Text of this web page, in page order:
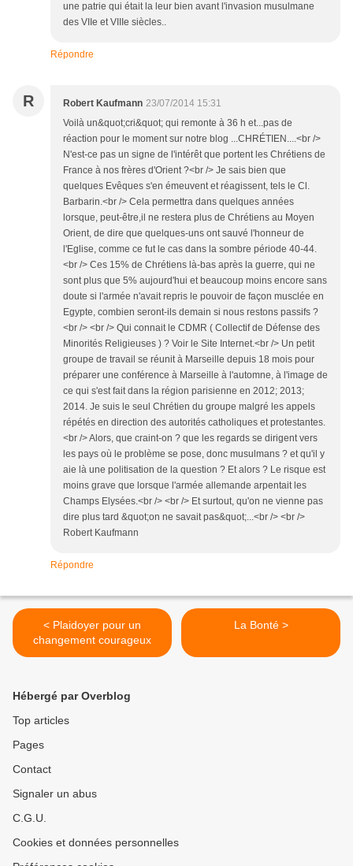
une patrie qui était la leur bien avant l'invasion musulmane
des VIIe et VIIIe siècles..
Répondre
R Robert Kaufmann 23/07/2014 15:31
Voilà un&quot;cri&quot; qui remonte à 36 h et...pas de
réaction pour le moment sur notre blog ...CHRÉTIEN....<br />
N'est-ce pas un signe de l'intérêt que portent les Chrétiens de
France à nos frères d'Orient ?<br /> Je sais bien que
quelques Evêques s'en émeuvent et réagissent, tels le Cl.
Barbarin.<br /> Cela permettra dans quelques années
lorsque, peut-être,il ne restera plus de Chrétiens au Moyen
Orient, de dire que quelques-uns ont sauvé l'honneur de
l'Eglise, comme ce fut le cas dans la sombre période 40-44.
<br /> Ces 15% de Chrétiens là-bas après la guerre, qui ne
sont plus que 5% aujourd'hui et beaucoup moins encore sans
doute si l'armée n'avait repris le pouvoir de façon musclée en
Egypte, combien seront-ils demain si nous restons passifs ?
<br /> <br /> Qui connait le CDMR ( Collectif de Défense des
Minorités Religieuses ) ? Voir le Site Internet.<br /> Un petit
groupe de travail se réunit à Marseille depuis 18 mois pour
préparer une conférence à Marseille à l'automne, à l'image de
ce qui s'est fait dans la région parisienne en 2012; 2013;
2014. Je suis le seul Chrétien du groupe malgré les appels
répétés en direction des autorités catholiques et protestantes.
<br /> Alors, que craint-on ? que les regards se dirigent vers
les pays où le problème se pose, donc musulmans ? et qu'il y
aie là une politisation de la question ? Et alors ? Le risque est
moins grave que lorsque l'armée allemande arpentait les
Champs Elysées.<br /> <br /> Et surtout, qu'on ne vienne pas
dire plus tard &quot;on ne savait pas&quot;...<br /> <br />
Robert Kaufmann
Répondre
< Plaidoyer pour un
changement courageux
La Bonté >
Hébergé par Overblog
Top articles
Pages
Contact
Signaler un abus
C.G.U.
Cookies et données personnelles